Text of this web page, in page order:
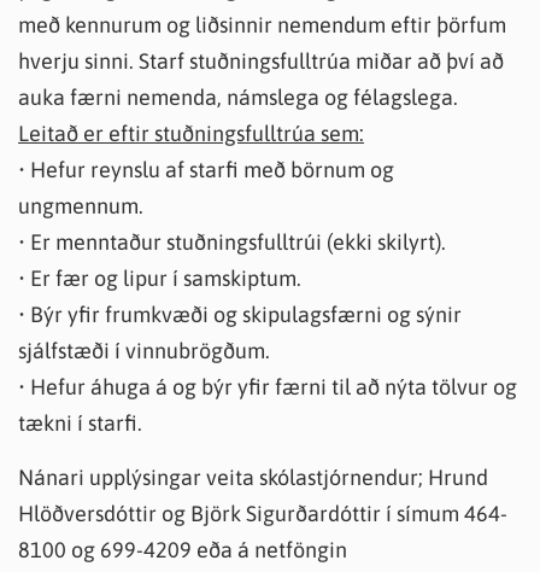
með kennurum og liðsinnir nemendum eftir þörfum
hverju sinni. Starf stuðningsfulltrúa miðar að því að
auka færni nemenda, námslega og félagslega.
Leitað er eftir stuðningsfulltrúa sem:
• Hefur reynslu af starfi með börnum og
ungmennum.
• Er menntaður stuðningsfulltrúi (ekki skilyrt).
• Er fær og lipur í samskiptum.
• Býr yfir frumkvæði og skipulagsfærni og sýnir
sjálfstæði í vinnubrögðum.
• Hefur áhuga á og býr yfir færni til að nýta tölvur og
tækni í starfi.
Nánari upplýsingar veita skólastjórnendur; Hrund
Hlöðversdóttir og Björk Sigurðardóttir í símum 464-
8100 og 699-4209 eða á netföngin